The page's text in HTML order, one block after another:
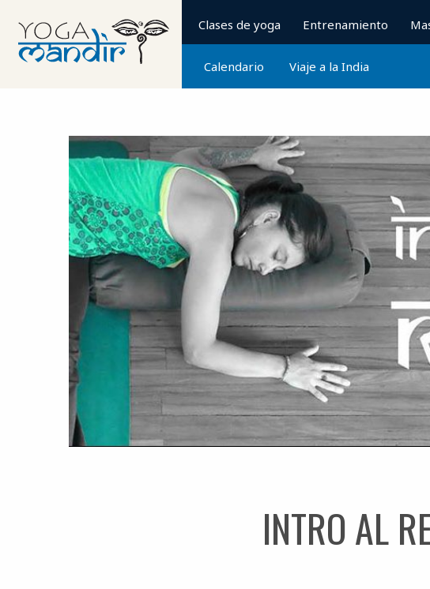
Clases de yoga Entrenamiento
Calendario Viaje a la India
INTRO AL